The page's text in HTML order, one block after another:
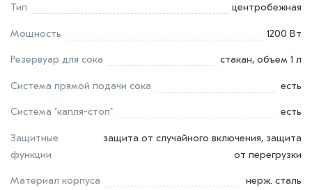
Тип центробежная
Мощность 1200 Вт
Резервуар для сока стакан, объем 1 л
Система прямой подачи сока есть
Система "капля-стоп" есть
Защитные
функции
защита от случайного включения, защита
от перегрузки
Материал корпуса нерж. сталь